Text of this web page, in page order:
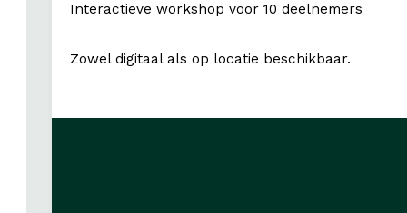
Interactieve workshop voor 10 deelnemers
Zowel digitaal als op locatie beschikbaar.